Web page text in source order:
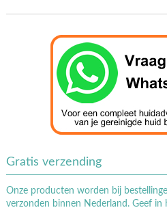
Gratis verzending
Onze producten worden bij
verzonden binnen Nederland. Geef